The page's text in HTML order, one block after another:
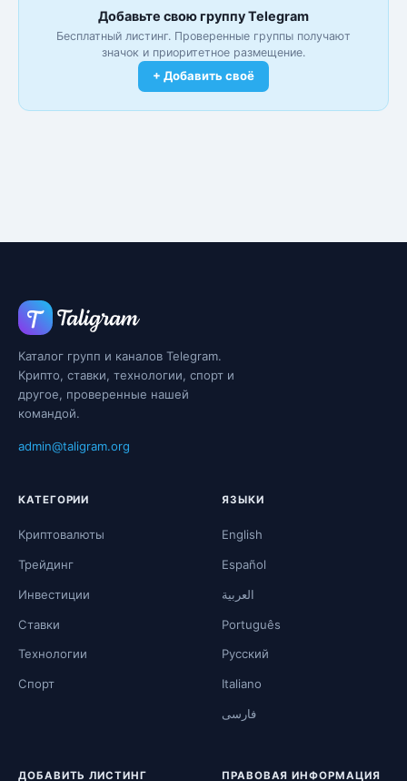
Добавьте свою группу Telegram
Бесплатный листинг. Проверенные группы получают
значок и приоритетное размещение.
+ Добавить своё
Каталог групп и каналов Telegram.
Крипто, ставки, технологии, спорт и
другое, проверенные нашей
командой.
admin@taligram.org
КАТЕГОРИИ
Криптовалюты
Трейдинг
Инвестиции
Ставки
Технологии
Спорт
ЯЗЫКИ
English
Español
العربية
Português
Русский
Italiano
فارسی
ДОБАВИТЬ ЛИСТИНГ ПРАВОВАЯ ИНФОРМАЦИЯ